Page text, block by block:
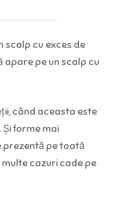
scalp cu exces de
apare pe un scalp cu
când aceasta este
forme mai
prezentă pe toată
cazuri cade pe